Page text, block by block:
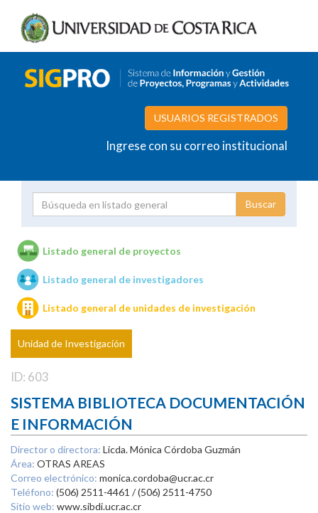
USUARIOS REGISTRADOS
Ingrese con su correo institucional
Unidades de investigación
Listado general de proyectos
Listado general de investigadores
Listado general de unidades de investigación
Unidad de Investigación
ID: 603
SISTEMA BIBLIOTECA DOCUMENTACIÓN
E INFORMACIÓN
Director o directora: Licda. Mónica Córdoba Guzmán
Área: OTRAS AREAS
Correo electrónico: monica.cordoba@ucr.ac.cr
Teléfono: (506) 2511-4461 / (506) 2511-4750
Sitio web: www.sibdi.ucr.ac.cr